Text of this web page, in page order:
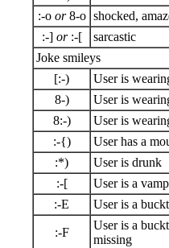
:-o or8-o shocked,
:-] or:-[
sarcastic
Joke smileys
[:-)
User is
8-)
User is
8:-)
User is
:-{)
User has a
:*)
User is drunk
:-[
User is a
:-E
User is a
:-F
User is a
missing